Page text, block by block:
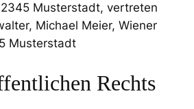
Musterstadt, vertreten
Michael Meier, Wiener
Musterstadt
Rechts